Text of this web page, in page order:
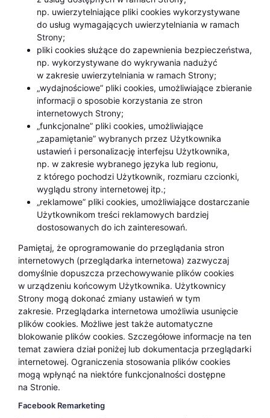
np. uwierzytelniające pliki cookies wykorzystywane
do usług wymagających uwierzytelniania w ramach
Strony;
pliki cookies służące do zapewnienia bezpieczeństwa,
np. wykorzystywane do wykrywania nadużyć
w zakresie uwierzytelniania w ramach Strony;
„wydajnościowe” pliki cookies, umożliwiające zbieranie
informacji o sposobie korzystania ze stron
internetowych Strony;
„funkcjonalne” pliki cookies, umożliwiające
„zapamiętanie” wybranych przez Użytkownika
ustawień i personalizację interfejsu Użytkownika,
np. w zakresie wybranego języka lub regionu,
z którego pochodzi Użytkownik, rozmiaru czcionki,
wyglądu strony internetowej itp.;
„reklamowe” pliki cookies, umożliwiające dostarczanie
Użytkownikom treści reklamowych bardziej
dostosowanych do ich zainteresowań.
Pamiętaj, że oprogramowanie do przeglądania stron
internetowych (przeglądarka internetowa) zazwyczaj
domyślnie dopuszcza przechowywanie plików cookies
w urządzeniu końcowym Użytkownika. Użytkownicy
Strony mogą dokonać zmiany ustawień w tym
zakresie. Przeglądarka internetowa umożliwia usunięcie
plików cookies. Możliwe jest także automatyczne
blokowanie plików cookies. Szczegółowe informacje na ten
temat zawiera dział poniżej lub dokumentacja przeglądarki
internetowej. Ograniczenia stosowania plików cookies
mogą wpłynąć na niektóre funkcjonalności dostępne
na Stronie.
Facebook Remarketing